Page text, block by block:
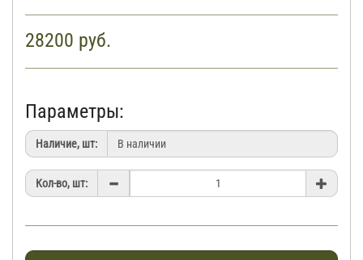
28200 руб.
Параметры:
Наличие, шт:
Кол-во, шт: